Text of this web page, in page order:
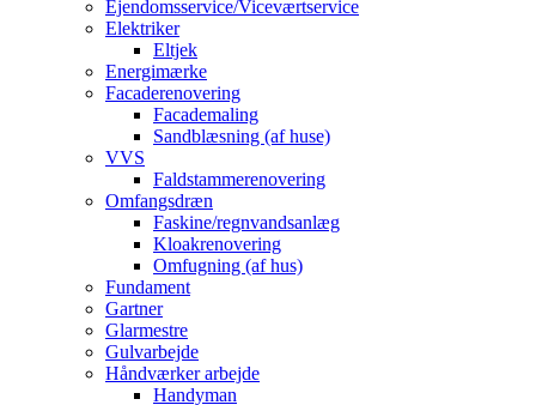
Ejendomsservice/Viceværtservice
Elektriker
Eltjek
Energimærke
Facaderenovering
Facademaling
Sandblæsning (af huse)
VVS
Faldstammerenovering
Omfangsdræn
Faskine/regnvandsanlæg
Kloakrenovering
Omfugning (af hus)
Fundament
Gartner
Glarmestre
Gulvarbejde
Håndværker arbejde
Handyman